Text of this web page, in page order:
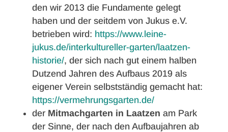
den wir 2013 die Fundamente gelegt
haben und der seitdem von Jukus e.V.
betrieben wird: https://www.leine-
jukus.de/interkultureller-garten/laatzen-
historie/, der sich nach gut einem halben
Dutzend Jahren des Aufbaus 2019 als
eigener Verein selbstständig gemacht hat:
https://vermehrungsgarten.de/
der Mitmachgarten in Laatzen am Park
der Sinne, der nach den Aufbaujahren ab